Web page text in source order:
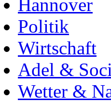
Hannover
Politik
Wirtschaft
Adel &
Wetter &